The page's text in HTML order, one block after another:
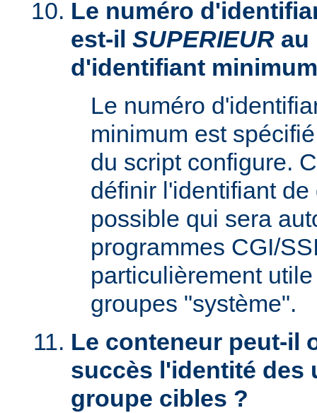
Le numéro
est-il SUPERIEUR au
d'identifiant
Le numéro
minimum est
du script configure.
définir l'identifiant
possible qui sera
programmes CGI/
particulièrement
groupes "système".
Le conteneur peut-il
succès l'identité des
groupe cibles ?